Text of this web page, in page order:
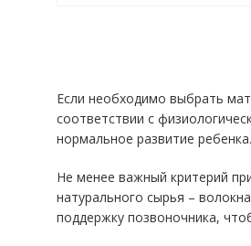
Если необходимо выбрать
соответствии с
нормальное развитие ребенка.
Не менее важный критерий
натурального сырья –
поддержку позвоночника,